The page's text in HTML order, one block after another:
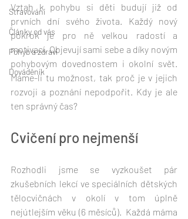
Stravování
Články od vás
Pohyb a zdraví
Dováděník
Vztah k pohybu si děti budují již od
prvních dní svého života. Každý nový
pokrok je pro ně velkou radostí a
motivací. Objevují sami sebe a díky novým
pohybovým dovednostem i okolní svět.
Máme-li tu možnost, tak proč je v jejich
rozvoji a poznání nepodpořit. Kdy je ale
ten správný čas?
Cvičení pro nejmenší
Rozhodli jsme se vyzkoušet pár
zkušebních lekcí ve speciálních dětských
tělocvičnách v okolí v tom úplně
nejútlejším věku (6 měsíců).  Každá máma